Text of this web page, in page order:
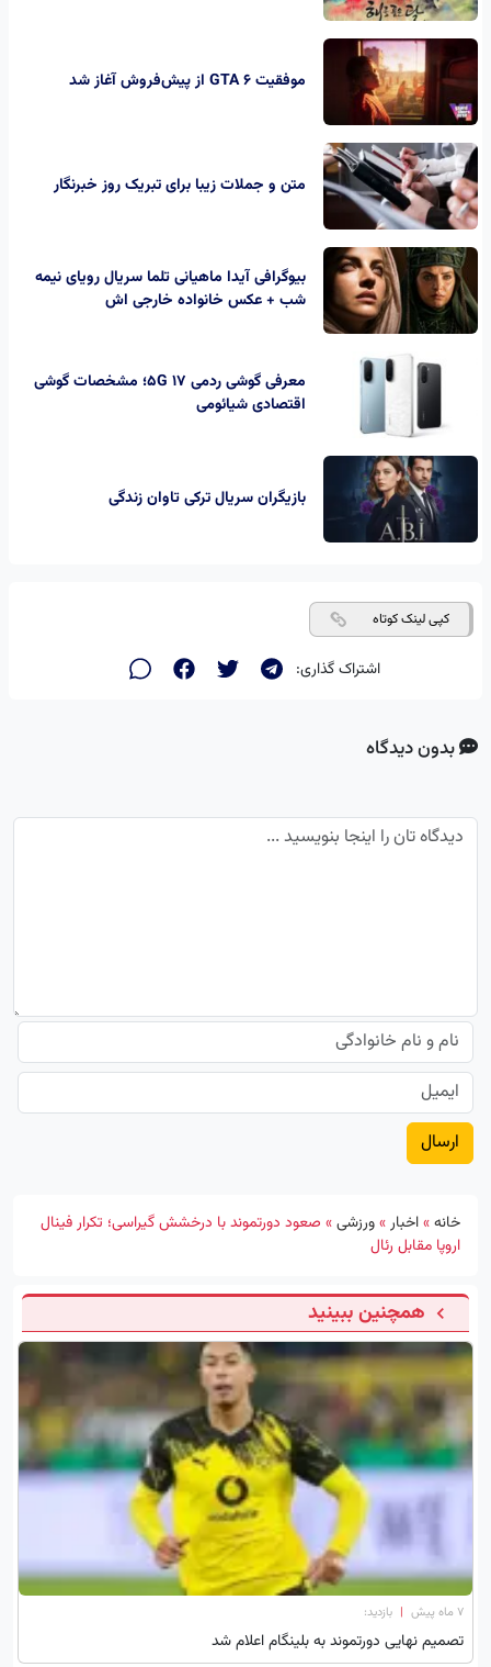
موفقیت GTA 6 از پیش‌فروش آغاز شد
متن و جملات زیبا برای تبریک روز خبرنگار
بیوگرافی آیدا ماهیانی تلما سریال رویای نیمه
شب + عکس خانواده خارجی اش
معرفی گوشی ردمی 17 5G؛ مشخصات گوشی
اقتصادی شیائومی
بازیگران سریال ترکی تاوان زندگی
کپی لینک کوتاه
اشتراک گذاری:
بدون دیدگاه
خانه»اخبار»ورزشی» صعود دورتموند با درخشش گیراسی؛ تکرار فینال
اروپا مقابل رئال
همچنین ببینید
۷ ماه پیش | بازدید:
تصمیم نهایی دورتموند به بلینگام اعلام شد